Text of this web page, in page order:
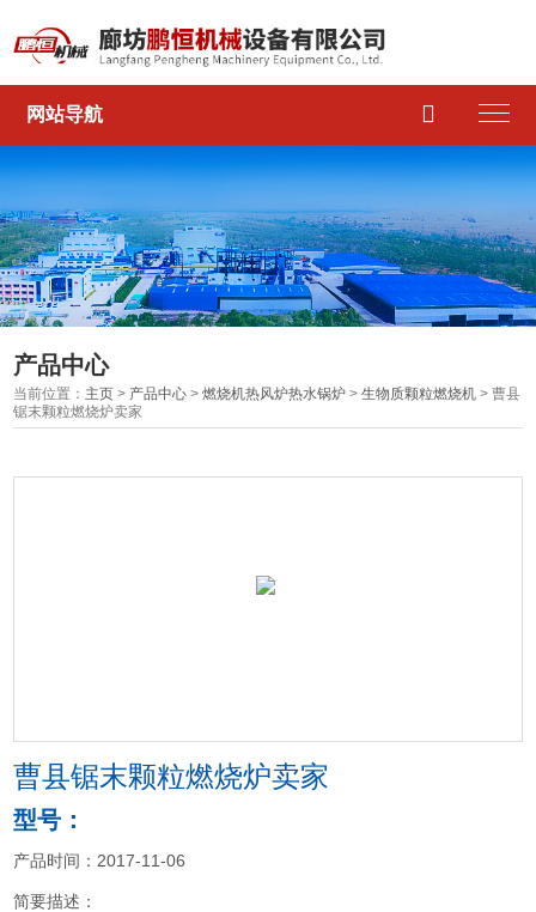
网站导航 
产品中心
当前位置： 主页 > 产品中心 >燃烧机热风炉热水锅炉 >生物质颗粒燃烧机 > 曹县
锯末颗粒燃烧炉卖家
曹县锯末颗粒燃烧炉卖家
型号：
产品时间：2017-11-06
简要描述：